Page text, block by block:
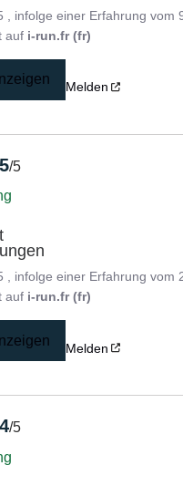
, infolge einer Erfahrung vom
auf i-run.fr (fr)
Melden
5/5
, infolge einer Erfahrung vom
auf i-run.fr (fr)
Melden
4/5